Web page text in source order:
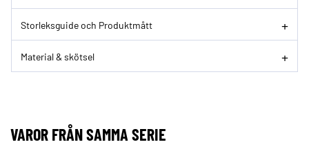
Storleksguide och Produktmått
Material & skötsel
VAROR FRÅN SAMMA SERIE